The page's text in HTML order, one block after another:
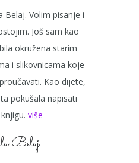
Belaj. Volim pisanje i
Još sam kao
okružena starim
i slikovnicama koje
Kao dijete,
pokušala napisati
više
Belaj